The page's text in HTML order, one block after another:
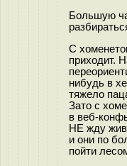
Большую
С
приходит.
нибудь в
тяжело
Зато с
в веб-
НЕ жду
и они по
пойти